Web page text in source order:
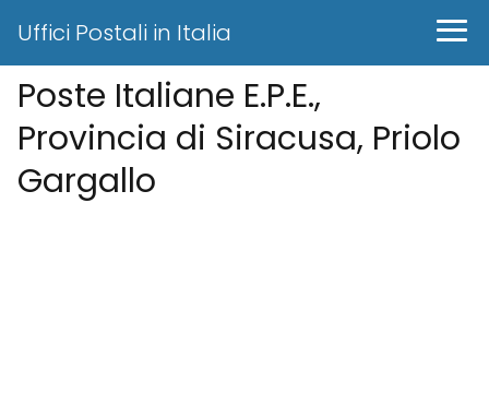
Uffici Postali in Italia
Poste Italiane E.P.E.,
Provincia di Siracusa, Priolo
Gargallo